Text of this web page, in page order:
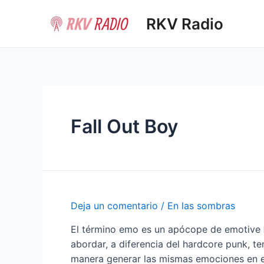
RKV Radio
Fall Out Boy
Deja un comentario / En las sombras
El término emo es un apócope de
abordar, a diferencia del hardcore punk,
manera generar las mismas emociones